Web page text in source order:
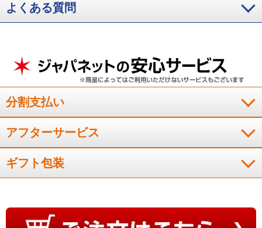
よくある質問
分割支払い
アフターサービス
ギフト包装